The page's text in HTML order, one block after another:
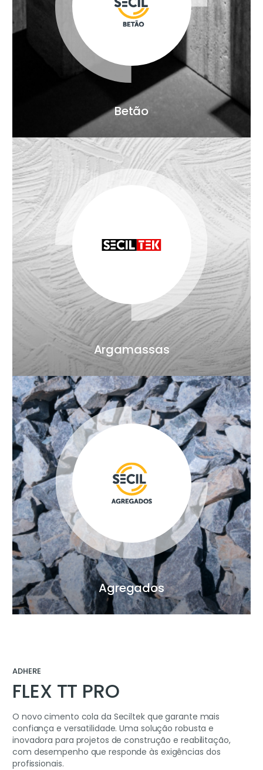
Betão
Argamassas
Agregados
ADHERE
FLEX TT PRO
O novo cimento cola da Seciltek que garante mais
confiança e versatilidade. Uma solução robusta e
inovadora para projetos de construção e reabilitação,
com desempenho que responde às exigências dos
profissionais.